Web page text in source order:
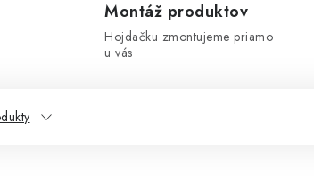
Montáž produktov
Hojdačku zmontujeme priamo
u vás